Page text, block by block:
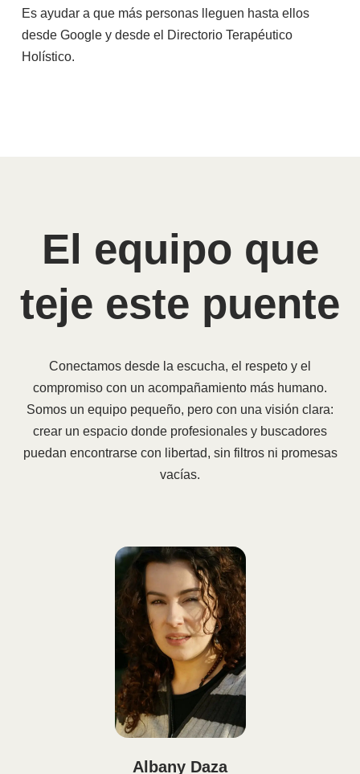
Es ayudar a que más personas lleguen hasta ellos
desde Google y desde el Directorio Terapéutico
Holístico.
El equipo que
teje este puente
Conectamos desde la escucha, el respeto y el
compromiso con un acompañamiento más humano.
Somos un equipo pequeño, pero con una visión clara:
crear un espacio donde profesionales y buscadores
puedan encontrarse con libertad, sin filtros ni promesas
vacías.
Albany Daza